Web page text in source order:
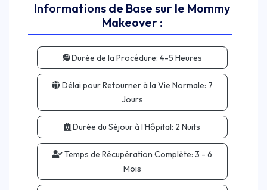
Informations de Base sur le Mommy
Makeover :
Durée de la Procédure: 4-5 Heures
Délai pour Retourner à la Vie Normale: 7
Jours
Durée du Séjour à l'Hôpital: 2 Nuits
Temps de Récupération Complète: 3 - 6
Mois